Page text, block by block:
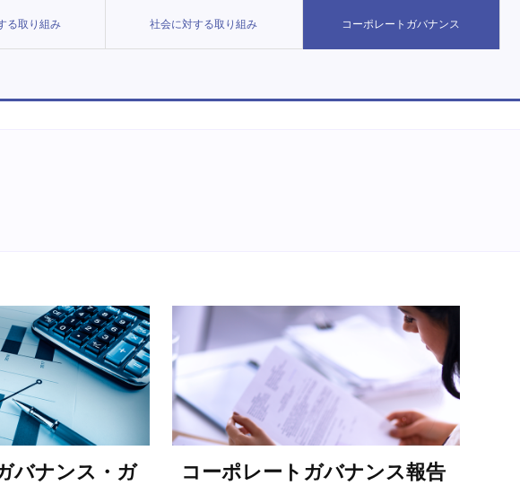
る取り組み 社会に対する取り組み コーポレートガバナンス
バナンス・ガ
コーポレートガバナンス報告